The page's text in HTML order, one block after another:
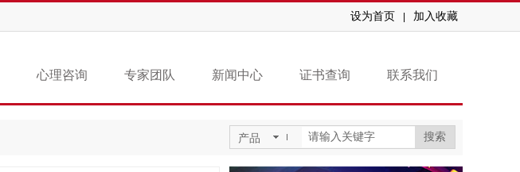
设为首页 加入收藏
心理咨询 专家团队 新闻中心 证书查询 联系我们
产品 搜索